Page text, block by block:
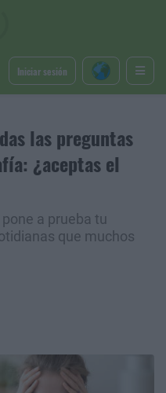
Iniciar sesión
las preguntas
¿aceptas el
a prueba tu
que muchos